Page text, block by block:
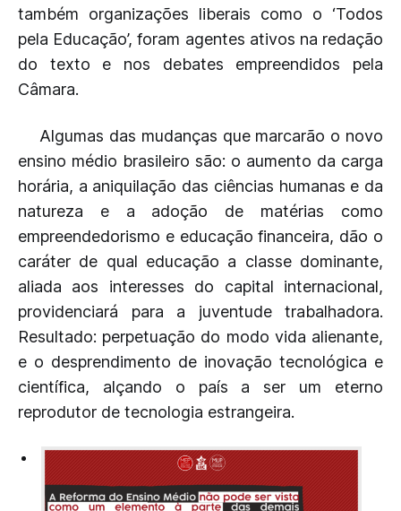
também organizações liberais como o ‘Todos
pela Educação’, foram agentes ativos na redação
do texto e nos debates empreendidos pela
Câmara.
Algumas das mudanças que marcarão o novo
ensino médio brasileiro são: o aumento da carga
horária, a aniquilação das ciências humanas e da
natureza e a adoção de matérias como
empreendedorismo e educação financeira, dão o
caráter de qual educação a classe dominante,
aliada aos interesses do capital internacional,
providenciará para a juventude trabalhadora.
Resultado: perpetuação do modo vida alienante,
e o desprendimento de inovação tecnológica e
científica, alçando o país a ser um eterno
reprodutor de tecnologia estrangeira.